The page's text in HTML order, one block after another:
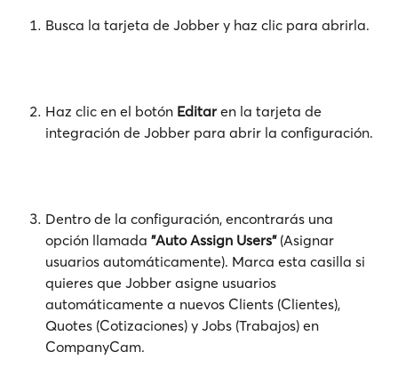
Busca la tarjeta de Jobber y haz clic para abrirla.
Haz clic en el botón Editar en la tarjeta de
integración de Jobber para abrir la configuración.
Dentro de la configuración, encontrarás una
opción llamada "Auto Assign Users" (Asignar
usuarios automáticamente). Marca esta casilla si
quieres que Jobber asigne usuarios
automáticamente a nuevos Clients (Clientes),
Quotes (Cotizaciones) y Jobs (Trabajos) en
CompanyCam.